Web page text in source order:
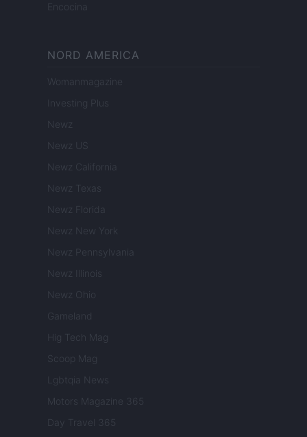
Encocina
NORD AMERICA
Womanmagazine
Investing Plus
Newz
Newz US
Newz California
Newz Texas
Newz Florida
Newz New York
Newz Pennsylvania
Newz Illinois
Newz Ohio
Gameland
Hig Tech Mag
Scoop Mag
Lgbtqia News
Motors Magazine 365
Day Travel 365